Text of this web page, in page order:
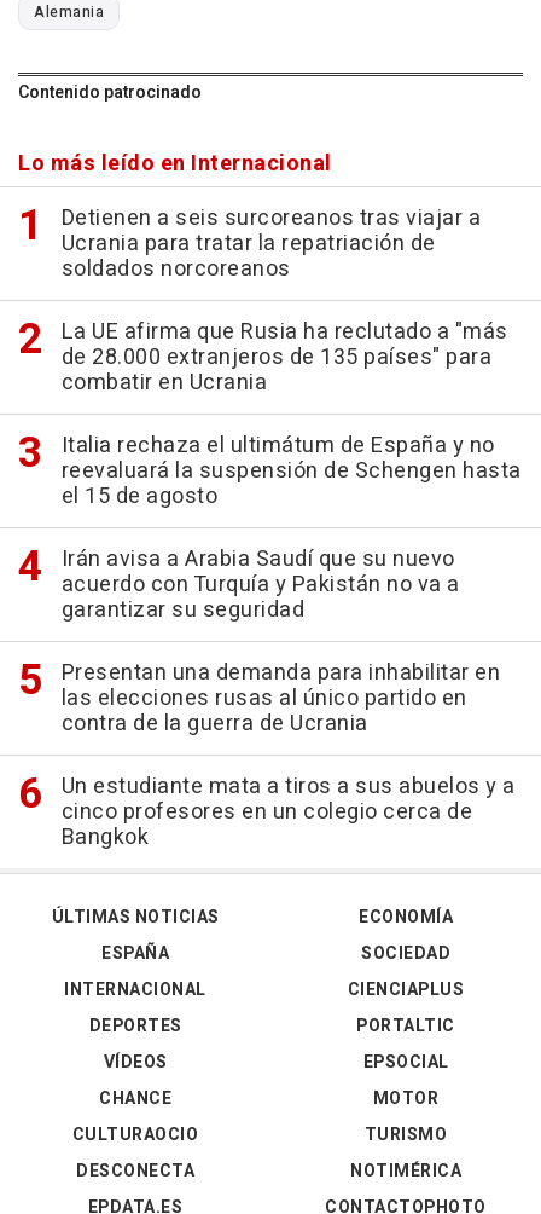
Alemania
Contenido patrocinado
Lo más leído en Internacional
Detienen a seis surcoreanos tras viajar a
Ucrania para tratar la repatriación de
soldados norcoreanos
La UE afirma que Rusia ha reclutado a "más
de 28.000 extranjeros de 135 países" para
combatir en Ucrania
Italia rechaza el ultimátum de España y no
reevaluará la suspensión de Schengen hasta
el 15 de agosto
Irán avisa a Arabia Saudí que su nuevo
acuerdo con Turquía y Pakistán no va a
garantizar su seguridad
Presentan una demanda para inhabilitar en
las elecciones rusas al único partido en
contra de la guerra de Ucrania
Un estudiante mata a tiros a sus abuelos y a
cinco profesores en un colegio cerca de
Bangkok
ÚLTIMAS NOTICIAS
ESPAÑA
INTERNACIONAL
DEPORTES
VÍDEOS
ECONOMÍA
SOCIEDAD
CIENCIAPLUS
PORTALTIC
EPSOCIAL
CHANCE
CULTURAOCIO
DESCONECTA
EPDATA.ES
MOTOR
TURISMO
NOTIMÉRICA
CONTACTOPHOTO